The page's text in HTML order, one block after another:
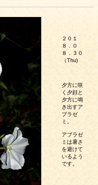
２０１
８．０
８．３０
（Thu)
夕方に咲
く夕顔と
夕方に鳴
き出すア
ブラゼ
ミ。
アブラゼ
ミは暑さ
を避けて
いるよう
です。